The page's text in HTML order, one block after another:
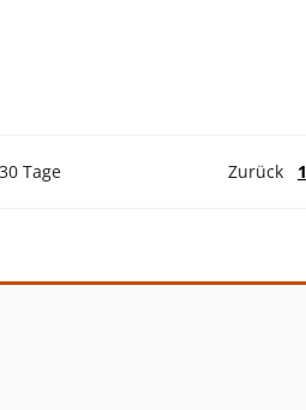
Tage Zurück 1